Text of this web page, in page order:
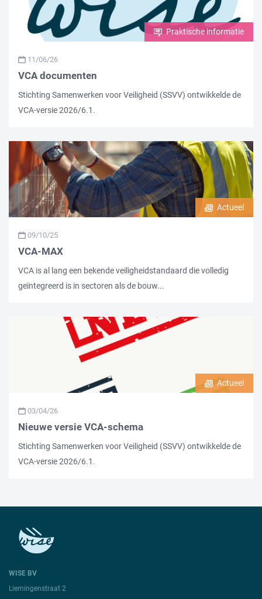
Praktische informatie
11/06/26
VCA documenten
Stichting Samenwerken voor Veiligheid (SSVV) ontwikkelde de
VCA-versie 2026/6.1.
Actueel
09/10/25
VCA-MAX
VCA is al lang een bekende veiligheidstandaard die volledig
geïntegreerd is in sectoren als de bouw...
Actueel
03/04/26
Nieuwe versie VCA-schema
Stichting Samenwerken voor Veiligheid (SSVV) ontwikkelde de
VCA-versie 2026/6.1.
WISE BV
Liemingenstraat 2